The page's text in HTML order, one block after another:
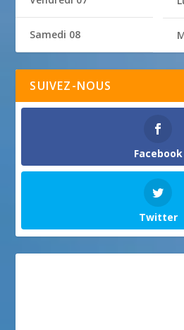
Samedi 08
SUIVEZ-NOUS
Facebook
Twitter